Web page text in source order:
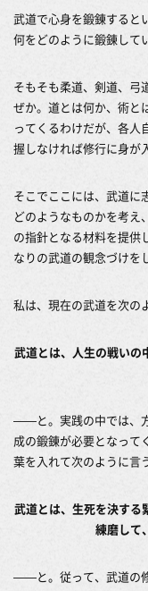
武道で心身を鍛錬すると
何をどのように鍛錬して
そもそも柔道、剣道、弓
ぜか。道とは何か、術と
ってくるわけだが、各人
握しなければ修行に身が
そこでここには、武道に
どのようなものかを考え
の指針となる材料を提供
なりの武道の観念づけを
私は、現在の武道を次の
武道とは、人生の戦いの
――と。実践の中では、
成の鍛錬が必要となって
葉を入れて次のように言
武道とは、生死を決する
練磨して
――と。従って、武道の